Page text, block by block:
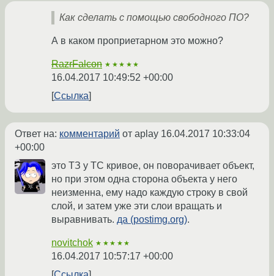
Как сделать с помощью свободного ПО?
А в каком проприетарном это можно?
RazrFalcon ★★★★★
16.04.2017 10:49:52 +00:00
Ссылка
Ответ на: комментарий от aplay 16.04.2017 10:33:04
+00:00
это ТЗ у ТС кривое, он поворачивает объект,
но при этом одна сторона объекта у него
неизменна, ему надо каждую строку в свой
слой, и затем уже эти слои вращать и
выравнивать. да (postimg.org).
novitchok ★★★★★
16.04.2017 10:57:17 +00:00